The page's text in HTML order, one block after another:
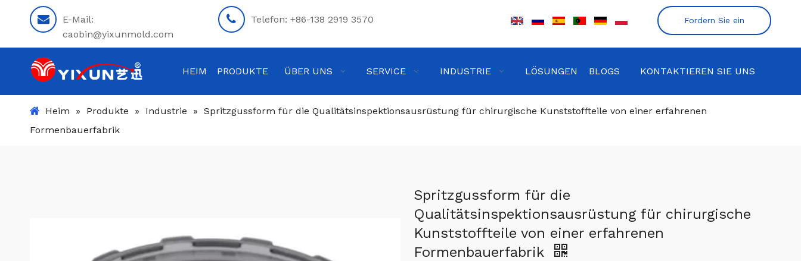
E-Mail:
caobin@yixunmold.com
Telefon: +86-138 2919 3570 Fordern Sie ein
Angebot an
HEIM PRODUKTE ÜBER UNS SERVICE INDUSTRIE LÖSUNGEN BLOGS KONTAKTIEREN SIE UNS
Heim » Produkte » Industrie » Spritzgussform für die Qualitätsinspektionsausrüstung für chirurgische Kunststoffteile von einer erfahrenen
Formenbauerfabrik
Spritzgussform für die
Qualitätsinspektionsausrüstung für chirurgische
Kunststoffteile von einer erfahrenen
Formenbauerfabrik